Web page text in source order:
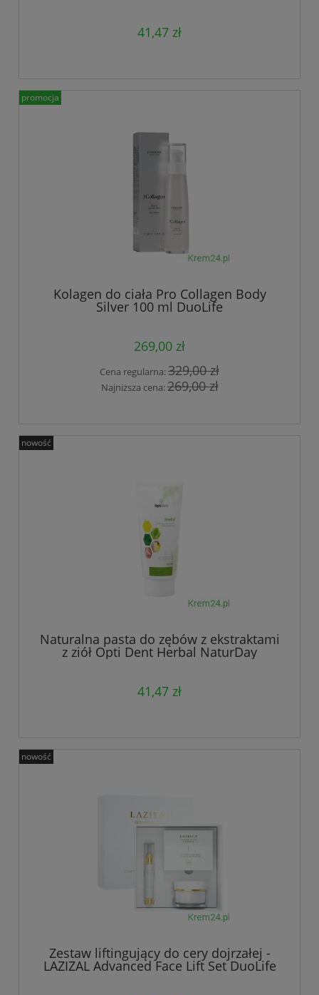
41,47 zł
Kolagen do ciała Pro Collagen Body
Silver 100 ml DuoLife
269,00 zł
Cena regularna:329,00 zł
Najniższa cena:269,00 zł
promocja
Naturalna pasta do zębów z ekstraktami
z ziół Opti Dent Herbal NaturDay
41,47 zł
nowość
Zestaw liftingujący do cery dojrzałej -
LAZIZAL Advanced Face Lift Set DuoLife
nowość